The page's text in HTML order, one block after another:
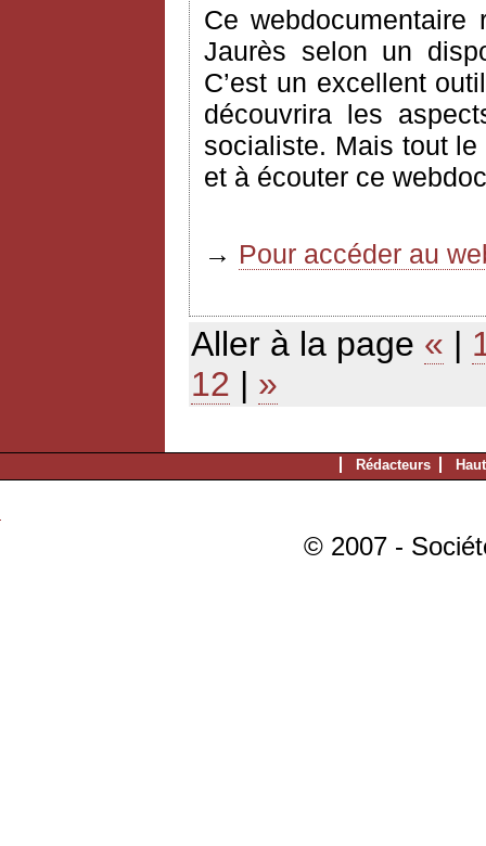
Ce
Jaurès selon un
C’est un excellent
découvrira les
socialiste. Mais tout
et à écouter ce
→ Pour accéder au
Aller à la page « |
12 | »
Rédacteurs
© 2007 -